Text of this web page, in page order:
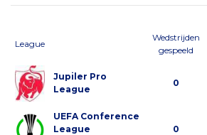
League
Wedstrijden
gespeeld
Jupiler Pro
League
0
UEFA Conference
League
0